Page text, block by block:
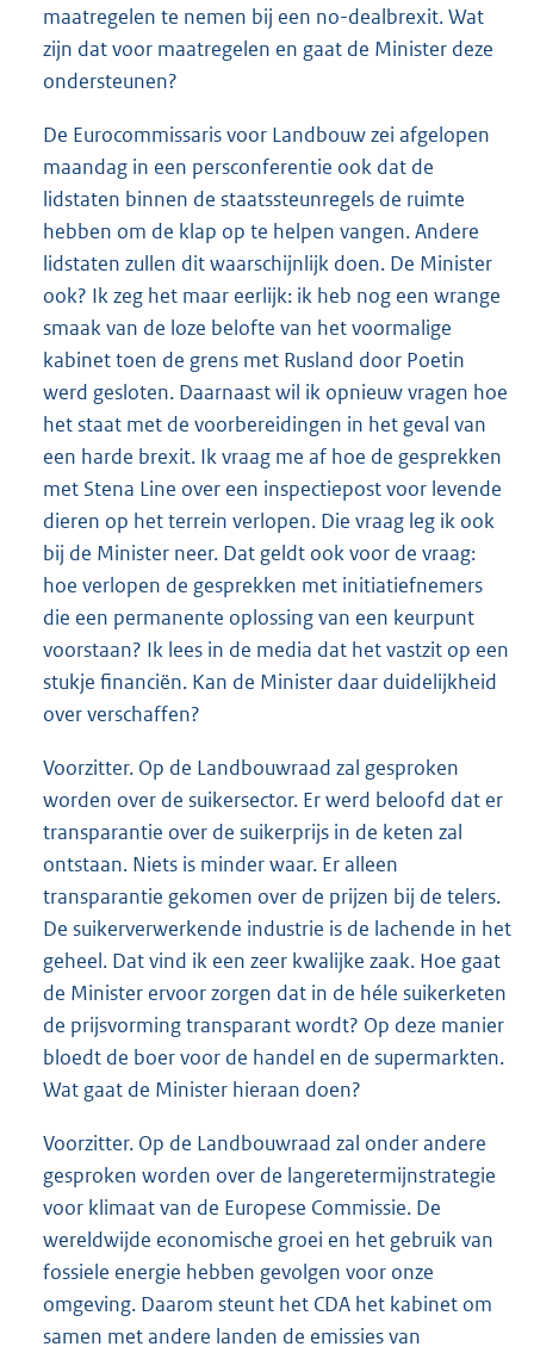
maatregelen te nemen bij een no-dealbrexit. Wat
zijn dat voor maatregelen en gaat de Minister deze
ondersteunen?
De Eurocommissaris voor Landbouw zei afgelopen
maandag in een persconferentie ook dat de
lidstaten binnen de staatssteunregels de ruimte
hebben om de klap op te helpen vangen. Andere
lidstaten zullen dit waarschijnlijk doen. De Minister
ook? Ik zeg het maar eerlijk: ik heb nog een wrange
smaak van de loze belofte van het voormalige
kabinet toen de grens met Rusland door Poetin
werd gesloten. Daarnaast wil ik opnieuw vragen hoe
het staat met de voorbereidingen in het geval van
een harde brexit. Ik vraag me af hoe de gesprekken
met Stena Line over een inspectiepost voor levende
dieren op het terrein verlopen. Die vraag leg ik ook
bij de Minister neer. Dat geldt ook voor de vraag:
hoe verlopen de gesprekken met initiatiefnemers
die een permanente oplossing van een keurpunt
voorstaan? Ik lees in de media dat het vastzit op een
stukje financiën. Kan de Minister daar duidelijkheid
over verschaffen?
Voorzitter. Op de Landbouwraad zal gesproken
worden over de suikersector. Er werd beloofd dat er
transparantie over de suikerprijs in de keten zal
ontstaan. Niets is minder waar. Er alleen
transparantie gekomen over de prijzen bij de telers.
De suikerverwerkende industrie is de lachende in het
geheel. Dat vind ik een zeer kwalijke zaak. Hoe gaat
de Minister ervoor zorgen dat in de héle suikerketen
de prijsvorming transparant wordt? Op deze manier
bloedt de boer voor de handel en de supermarkten.
Wat gaat de Minister hieraan doen?
Voorzitter. Op de Landbouwraad zal onder andere
gesproken worden over de langeretermijnstrategie
voor klimaat van de Europese Commissie. De
wereldwijde economische groei en het gebruik van
fossiele energie hebben gevolgen voor onze
omgeving. Daarom steunt het CDA het kabinet om
samen met andere landen de emissies van